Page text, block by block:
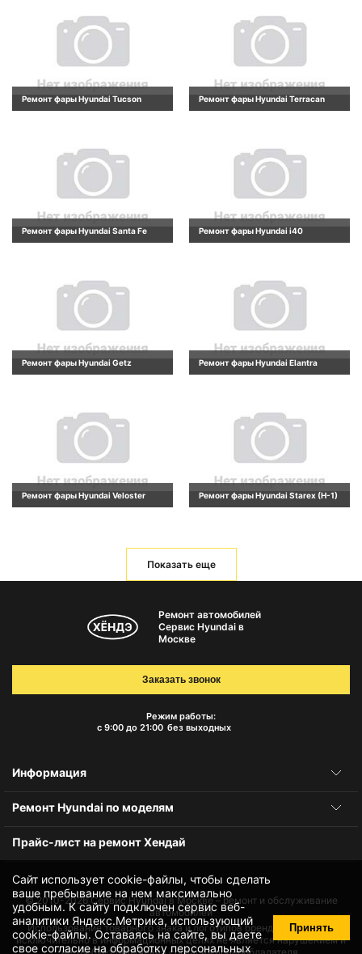
Ремонт фары Hyundai Tucson Ремонт фары Hyundai Terracan
Ремонт фары Hyundai Santa Fe Ремонт фары Hyundai i40
Ремонт фары Hyundai Getz Ремонт фары Hyundai Elantra
Ремонт фары Hyundai Veloster Ремонт фары Hyundai Starex (H-1)
Показать еще
Сайт использует cookie-файлы, чтобы сделать
ваше пребывание на нем максимально
удобным. К cайту подключен сервис веб-
аналитики Яндекс.Метрика, использующий
cookie-файлы. Оставаясь на сайте, вы даете
своесогласие на обработку персональных
Принять
Ремонт автомобилей
Сервис Hyundai в
Москве
Режим работы:
с 9:00 до 21:00 без выходных
Заказать звонок
Информация
Ремонт Hyundai по моделям
Прайс-лист на ремонт Хендай
© 2010-2026Сервис Hyundai в Москве – ремонт и обслуживание
автомобилей
Использование товарного знака и логотипов бренда происходит
исключительно в информационных целях не является нарушением и